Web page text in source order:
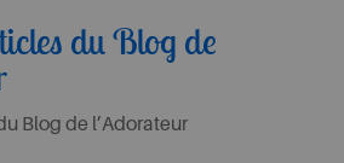
du Blog de
Blog de l’Adorateur